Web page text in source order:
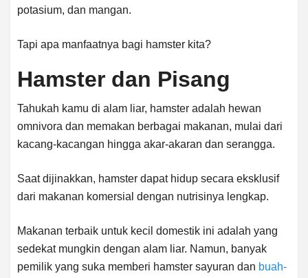
potasium, dan mangan.
Tapi apa manfaatnya bagi hamster kita?
Hamster dan Pisang
Tahukah kamu di alam liar, hamster adalah hewan
omnivora dan memakan berbagai makanan, mulai dari
kacang-kacangan hingga akar-akaran dan serangga.
Saat dijinakkan, hamster dapat hidup secara eksklusif
dari makanan komersial dengan nutrisinya lengkap.
Makanan terbaik untuk kecil domestik ini adalah yang
sedekat mungkin dengan alam liar. Namun, banyak
pemilik yang suka memberi hamster sayuran dan buah-